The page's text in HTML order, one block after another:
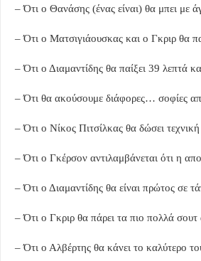
– Ότι ο Θανάσης (ένας είναι) θα μπει με
– Ότι ο Ματσιγιάουσκας και ο Γκριρ θα
– Ότι ο Διαμαντίδης θα παίξει 39 λεπτά
– Ότι θα ακούσουμε διάφορες… σοφίες
– Ότι ο Νίκος Πιτσίλκας θα δώσει
– Ότι ο Γκέρσον αντιλαμβάνεται ότι η
– Ότι ο Διαμαντίδης θα είναι πρώτος σε
– Ότι ο Γκριρ θα πάρει τα πιο πολλά
– Ότι ο Αλβέρτης θα κάνει το καλύτερο